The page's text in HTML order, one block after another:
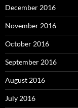
December 2016
November 2016
October 2016
September 2016
August 2016
July 2016